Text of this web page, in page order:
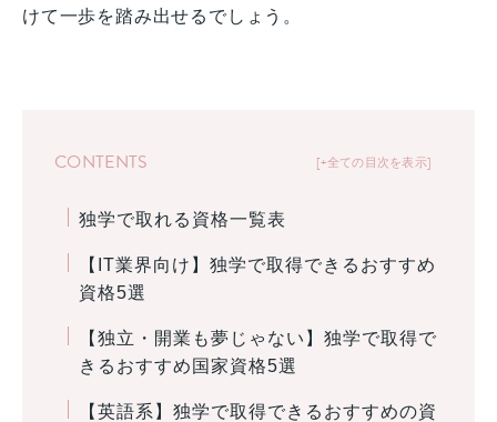
けて一歩を踏み出せるでしょう。
+全ての目次を表示
CONTENTS
独学で取れる資格一覧表
【IT業界向け】独学で取得できるおすすめ
資格5選
【独立・開業も夢じゃない】独学で取得で
きるおすすめ国家資格5選
【英語系】独学で取得できるおすすめの資